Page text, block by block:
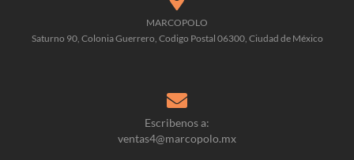
MARCOPOLO
Saturno 90, Colonia Guerrero, Codigo Postal 06300, Ciudad de México
Escribenos a:
ventas4@marcopolo.mx